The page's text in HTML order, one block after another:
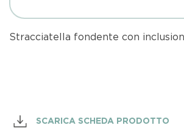
Stracciatella fondente con
SCARICA SCHEDA PRODOTTO